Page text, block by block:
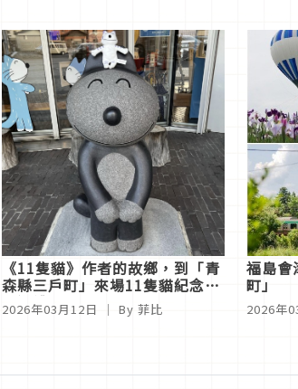
《11隻貓》作者的故鄉，到「青
森縣三戶町」來場11隻貓紀念雕
像巡禮
2026年03月12日 ｜ By 菲比
福島會
町」
2026年